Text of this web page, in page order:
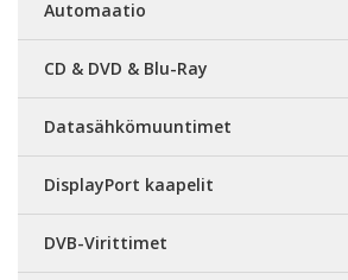
Automaatio
CD & DVD & Blu-Ray
Datasähkömuuntimet
DisplayPort kaapelit
DVB-Virittimet